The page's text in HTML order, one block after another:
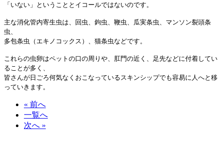
「いない」ということとイコールではないのです。
主な消化管内寄生虫は、回虫、鉤虫、鞭虫、瓜実条虫、マンソン裂頭条
虫、
多包条虫（エキノコックス）、猫条虫などです。
これらの虫卵はペットの口の周りや、肛門の近く、足先などに付着してい
ることが多く、
皆さんが日ごろ何気なくおこなっているスキンシップでも容易に人へと移
っていきます。
« 前へ
一覧へ
次へ »